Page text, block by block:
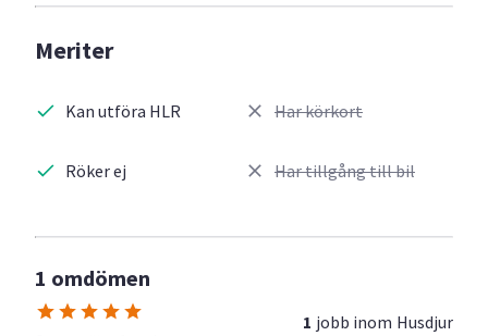
Meriter
Kan utföra HLR
Röker ej
Har körkort
Har tillgång till bil
1 omdömen
1 jobb inom Husdjur